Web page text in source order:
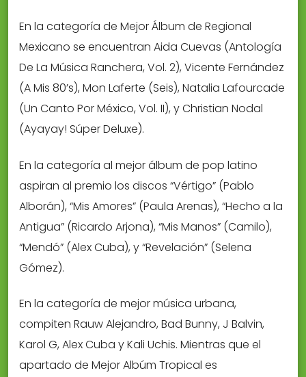
En la categoría de Mejor Álbum de Regional
Mexicano se encuentran Aida Cuevas (Antología
De La Música Ranchera, Vol. 2), Vicente Fernández
(A Mis 80’s), Mon Laferte (Seis), Natalia Lafourcade
(Un Canto Por México, Vol. II), y Christian Nodal
(Ayayay! Súper Deluxe).
En la categoría al mejor álbum de pop latino
aspiran al premio los discos “Vértigo” (Pablo
Alborán), “Mis Amores” (Paula Arenas), “Hecho a la
Antigua” (Ricardo Arjona), “Mis Manos” (Camilo),
“Mendó” (Alex Cuba), y “Revelación” (Selena
Gómez).
En la categoría de mejor música urbana,
compiten Rauw Alejandro, Bad Bunny, J Balvin,
Karol G, Alex Cuba y Kali Uchis. Mientras que el
apartado de Mejor Albúm Tropical es